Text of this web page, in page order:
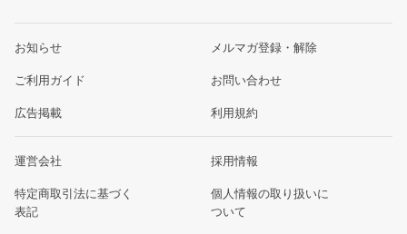
お知らせ メルマガ登録・解除
ご利用ガイド お問い合わせ
広告掲載 利用規約
運営会社 採用情報
特定商取引法に基づく
表記
個人情報の取り扱いに
ついて